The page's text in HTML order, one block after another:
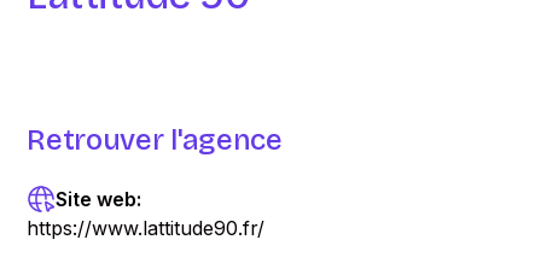
Retrouver l'agence
Site web:
https://www.lattitude90.fr/